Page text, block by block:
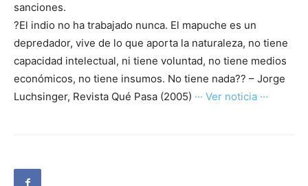
sanciones.
?El indio no ha trabajado nunca. El mapuche es un
depredador, vive de lo que aporta la naturaleza, no tiene
capacidad intelectual, ni tiene voluntad, no tiene medios
económicos, no tiene insumos. No tiene nada?? – Jorge
Luchsinger, Revista Qué Pasa (2005) ··· Ver noticia ···